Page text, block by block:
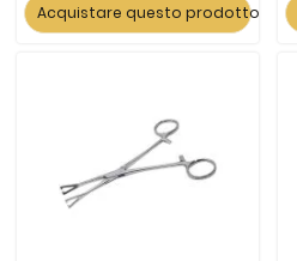
Acquistare questo prodotto